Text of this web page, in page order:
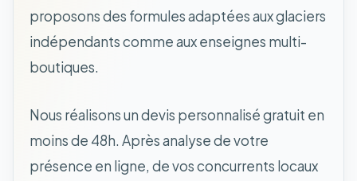
proposons des formules adaptées aux glaciers
indépendants comme aux enseignes multi-
boutiques.
Nous réalisons un devis personnalisé gratuit en
moins de 48h. Après analyse de votre
présence en ligne, de vos concurrents locaux